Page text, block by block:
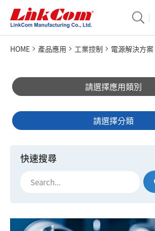
HOME 產品應用 工業控制 電源解決方案
請選擇應用類別
請選擇分類
快速搜尋